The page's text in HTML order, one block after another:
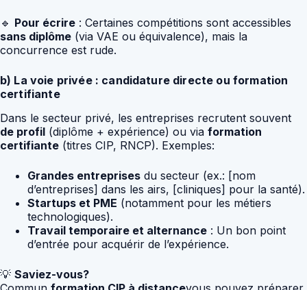
🔹 Pour écrire : Certaines compétitions sont accessibles
sans diplôme (via VAE ou équivalence), mais la
concurrence est rude.
b) La voie privée : candidature directe ou formation
certifiante
Dans le secteur privé, les entreprises recrutent souvent
de profil (diplôme + expérience) ou via formation
certifiante (titres CIP, RNCP). Exemples:
Grandes entreprises du secteur (ex.: [nom
d’entreprises] dans les airs, [cliniques] pour la santé).
Startups et PME (notamment pour les métiers
technologiques).
Travail temporaire et alternance : Un bon point
d’entrée pour acquérir de l’expérience.
💡 Saviez-vous?